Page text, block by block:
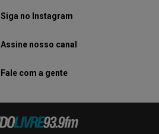
Siga no Instagram
Assine nosso canal
Fale com a gente